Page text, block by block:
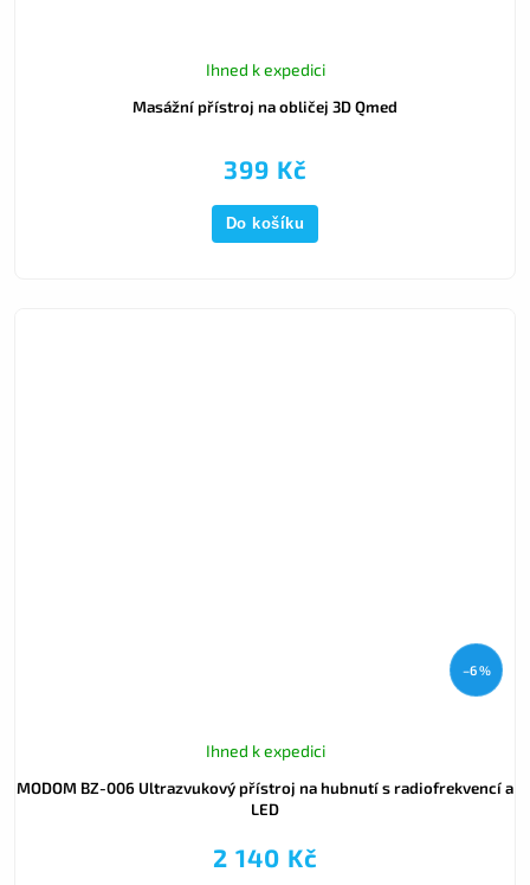
Masážní přístroj na obličej 3D Qmed
Ihned k expedici
399 Kč
Do košíku
–6 %
MODOM BZ-006 Ultrazvukový přístroj na hubnutí s radiofrekvencí a
LED
Ihned k expedici
2 140 Kč